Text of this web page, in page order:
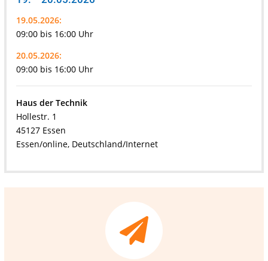
19.05.2026:
09:00 bis 16:00 Uhr
20.05.2026:
09:00 bis 16:00 Uhr
Haus der Technik
Hollestr. 1
45127 Essen
Essen/online, Deutschland/Internet